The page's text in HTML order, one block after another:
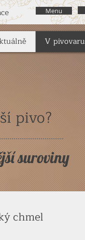
Menu
V pivovaru
pivo?
suroviny
chmel